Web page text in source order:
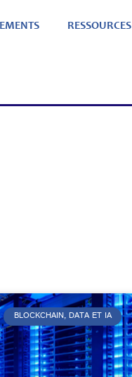
RESSOURCES
BLOCKCHAIN, DATA ET IA